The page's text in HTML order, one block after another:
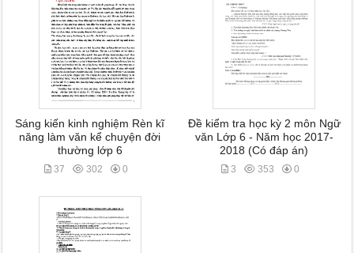
Sáng kiến kinh nghiệm Rèn kĩ
năng làm văn kể chuyện đời
thường lớp 6
37 302 0
Đề kiểm tra học kỳ 2 môn Ngữ
văn Lớp 6 - Năm học 2017-
2018 (Có đáp án)
3 353 0